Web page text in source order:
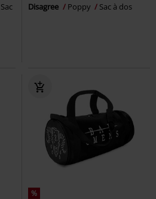
Sac
Disagree Poppy Sac à dos
%